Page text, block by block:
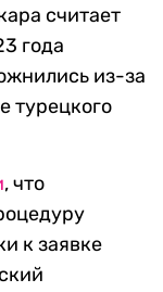
считает
года
из-за
турецкого
, что
к заявке